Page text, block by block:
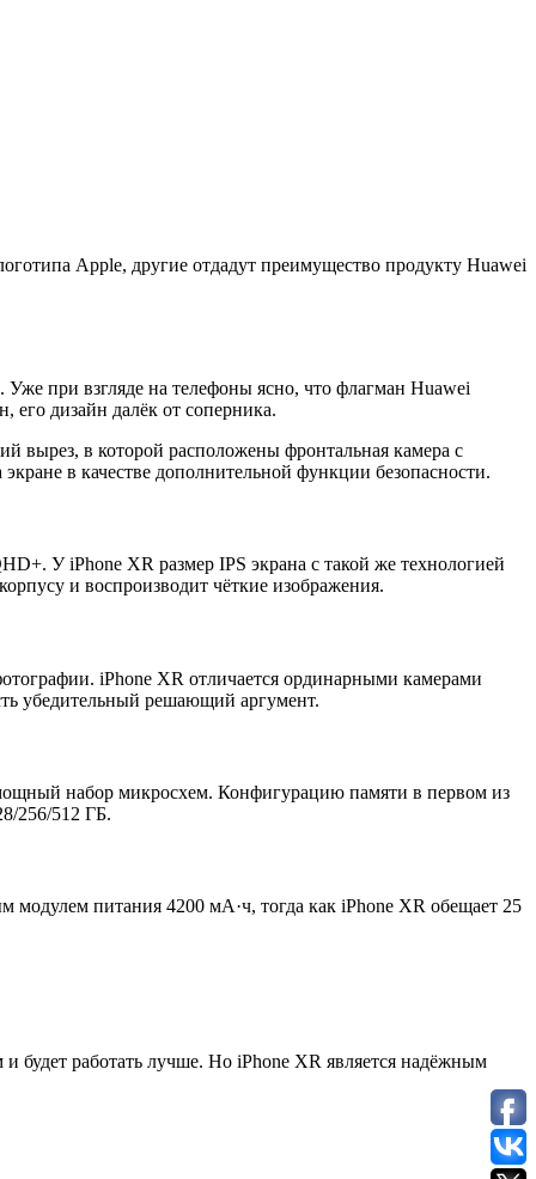
Apple, другие отдадут преимущество продукту Huawei
при взгляде на телефоны ясно, что флагман Huawei
дизайн далёк от соперника.
вырез, в которой расположены фронтальная камера с
в качестве дополнительной функции безопасности.
У iPhone XR размер IPS экрана с такой же технологией
и воспроизводит чёткие изображения.
iPhone XR отличается ординарными камерами
убедительный решающий аргумент.
набор микросхем. Конфигурацию памяти в первом из
256/512 ГБ.
модулем питания 4200 мА·ч, тогда как iPhone XR обещает 25
будет работать лучше. Но iPhone XR является надёжным